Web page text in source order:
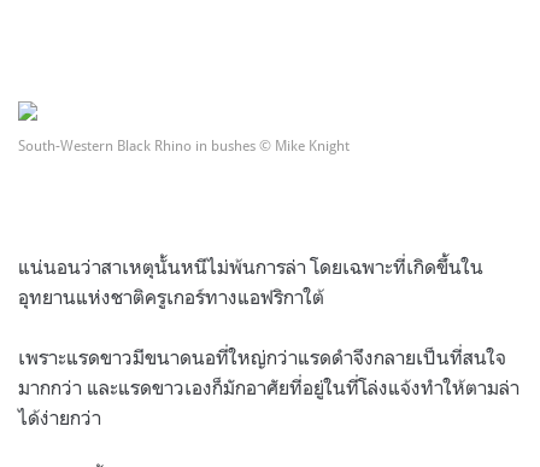
South-Western Black Rhino in bushes © Mike Knight
แน่นอนว่าสาเหตุนั้นหนีไม่พ้นการล่า โดยเฉพาะที่เกิดขึ้นใน
อุทยานแห่งชาติครูเกอร์ทางแอฟริกาใต้
เพราะแรดขาวมีขนาดนอที่ใหญ่กว่าแรดดำจึงกลายเป็นที่สนใจ
มากกว่า และแรดขาวเองก็มักอาศัยที่อยู่ในที่โล่งแจ้งทำให้ตามล่า
ได้ง่ายกว่า